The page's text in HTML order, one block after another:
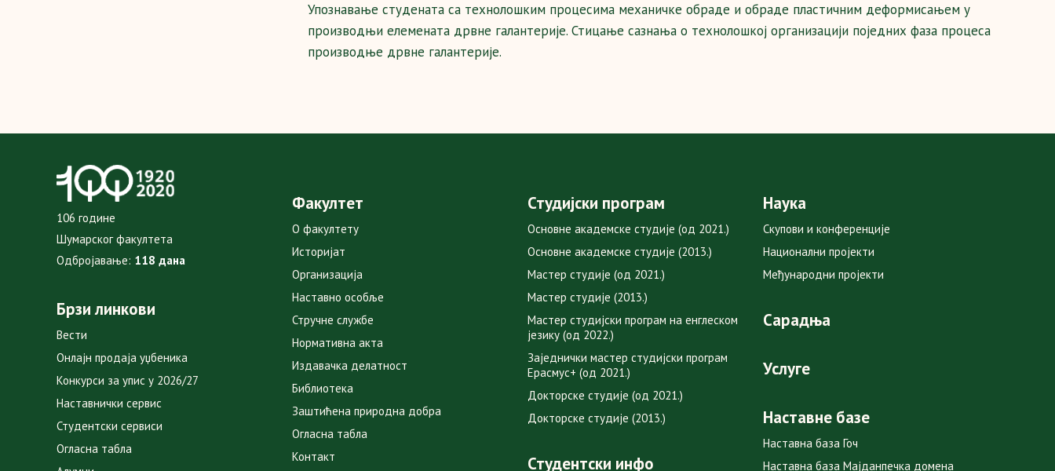
Упознавање студената са технолошким процесима механичке обраде и обраде пластичним деформисањем у
производњи елемената дрвне галантерије. Стицање сазнања о технолошкој организацији поједних фаза процеса
производње дрвне галантерије.
106 године
Шумарског факултета
Одбројавање: 118 дана
Брзи линкови
Вести
Онлајн продаја уџбеника
Конкурси за упис у 2026/27
Наставнички сервис
Студентски сервиси
Огласна табла
Факултет
О факултету
Историјат
Организација
Наставно особље
Стручне службе
Нормативна акта
Издавачка делатност
Библиотека
Заштићена природна добра
Огласна табла
Контакт
Студијски програм
Основне академске студије (од 2021.)
Основне академске студије (2013.)
Мастер студије (од 2021.)
Мастер студије (2013.)
Мастер студијски програм на енглеском
језику (од 2022.)
Заједнички мастер студијски програм
Ерасмус+ (од 2021.)
Докторске студије (од 2021.)
Докторске студије (2013.)
Студентски инфо
Наука
Скупови и конференције
Национални пројекти
Међународни пројекти
Сарадња
Услуге
Наставне базе
Наставна база Гоч
Наставна база Мајданпечка домена